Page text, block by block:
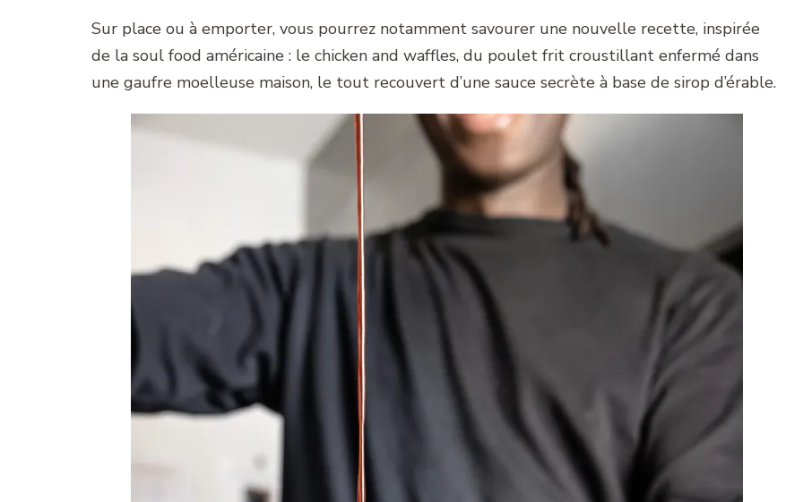
Sur place ou à emporter, vous pourrez notamment savourer une nouvelle recette, inspirée
de la soul food américaine : le chicken and waffles, du poulet frit croustillant enfermé dans
une gaufre moelleuse maison, le tout recouvert d’une sauce secrète à base de sirop d’érable.